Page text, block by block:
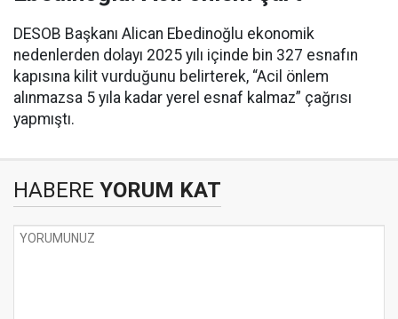
DESOB Başkanı Alican Ebedinoğlu ekonomik
nedenlerden dolayı 2025 yılı içinde bin 327 esnafın
kapısına kilit vurduğunu belirterek, “Acil önlem
alınmazsa 5 yıla kadar yerel esnaf kalmaz” çağrısı
yapmıştı.
HABERE YORUM KAT